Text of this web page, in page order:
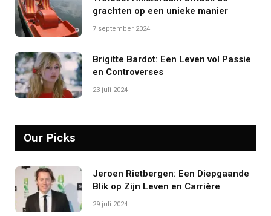
grachten op een unieke manier
7 september 2024
Brigitte Bardot: Een Leven vol Passie
en Controverses
23 juli 2024
Our Picks
Jeroen Rietbergen: Een Diepgaande
Blik op Zijn Leven en Carrière
29 juli 2024